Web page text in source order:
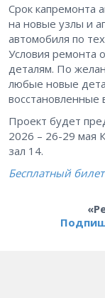
Срок капремонта
на новые узлы и
автомобиля по
Условия ремонта
деталям. По
любые новые
восстановленные
Проект будет
2026 – 26-29 мая
зал 14.
Бесплатный билет